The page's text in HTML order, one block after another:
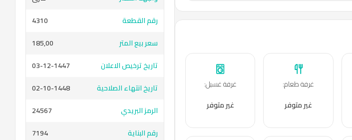
غرفة طعام:
غير متوفر
غرفة غسيل:
غير متوفر
رقم القطعة
4310
سعر بيع المتر
185٫00
تاريخ ترخيص الاعلان
03-12-1447
تاريخ انتهاء الصلاحية
02-10-1448
الرمز البريدي
24567
رقم البناية
7194